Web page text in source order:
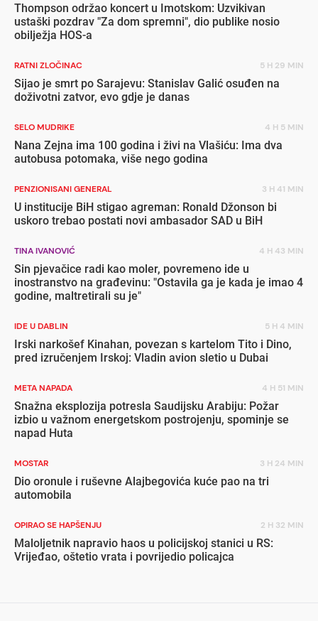
Thompson održao koncert u Imotskom: Uzvikivan
ustaški pozdrav "Za dom spremni", dio publike nosio
obilježja HOS-a
RATNI ZLOČINAC 5 H 29 MIN
Sijao je smrt po Sarajevu: Stanislav Galić osuđen na
doživotni zatvor, evo gdje je danas
SELO MUDRIKE 4 H 5 MIN
Nana Zejna ima 100 godina i živi na Vlašiću: Ima dva
autobusa potomaka, više nego godina
PENZIONISANI GENERAL 3 H 41 MIN
U institucije BiH stigao agreman: Ronald Džonson bi
uskoro trebao postati novi ambasador SAD u BiH
TINA IVANOVIĆ 4 H 43 MIN
Sin pjevačice radi kao moler, povremeno ide u
inostranstvo na građevinu: "Ostavila ga je kada je imao 4
godine, maltretirali su je"
IDE U DABLIN 5 H 4 MIN
Irski narkošef Kinahan, povezan s kartelom Tito i Dino,
pred izručenjem Irskoj: Vladin avion sletio u Dubai
META NAPADA 4 H 51 MIN
Snažna eksplozija potresla Saudijsku Arabiju: Požar
izbio u važnom energetskom postrojenju, spominje se
napad Huta
MOSTAR 3 H 24 MIN
Dio oronule i ruševne Alajbegovića kuće pao na tri
automobila
OPIRAO SE HAPŠENJU 2 H 32 MIN
Maloljetnik napravio haos u policijskoj stanici u RS:
Vrijeđao, oštetio vrata i povrijedio policajca